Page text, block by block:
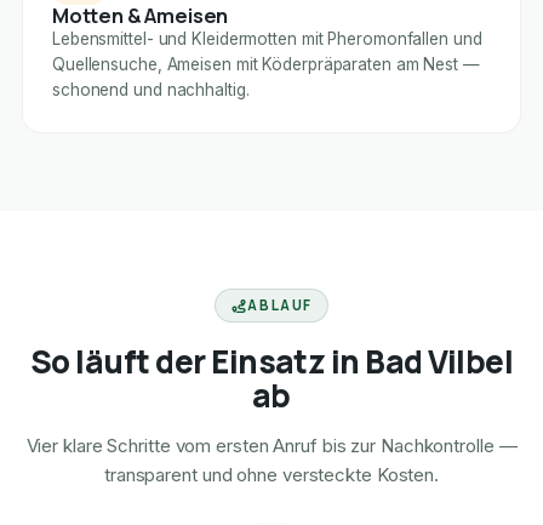
Motten & Ameisen
Lebensmittel- und Kleidermotten mit Pheromonfallen und
Quellensuche, Ameisen mit Köderpräparaten am Nest —
schonend und nachhaltig.
ABLAUF
So läuft der Einsatz in Bad Vilbel
ab
Vier klare Schritte vom ersten Anruf bis zur Nachkontrolle —
transparent und ohne versteckte Kosten.